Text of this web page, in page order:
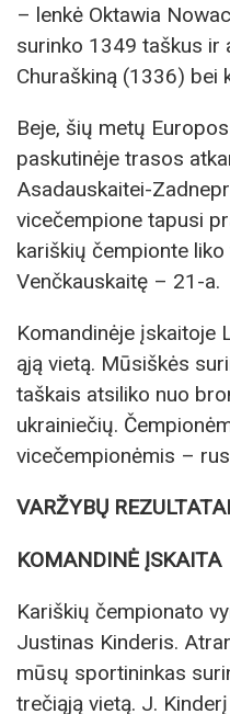
– lenkė Oktawia
surinko 1349 taškus ir
Churaškiną (1336) bei
Beje, šių metų
paskutinėje trasos
Asadauskaitei-
vicečempione tapusi
kariškių čempionte
Venčkauskaitę – 21-a.
Komandinėje įskaitoje
ąją vietą. Mūsiškės
taškais atsiliko nuo
ukrainiečių.
vicečempionėmis –
VARŽYBŲ REZULTATAI
KOMANDINĖ ĮSKAITA
Kariškių čempionato
Justinas Kinderis.
mūsų sportininkas
trečiąją vietą. J.